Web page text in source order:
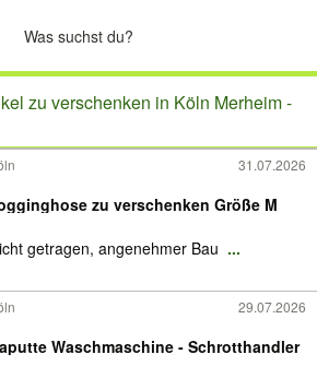
zu verschenken in Köln Merheim -
31.07.2026
zu verschenken Größe M
getragen, angenehmer Bau ...
29.07.2026
Waschmaschine - Schrotthandler